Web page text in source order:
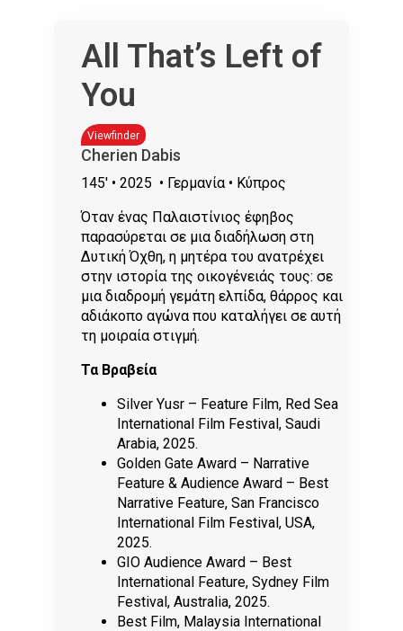
All That’s Left of
You
Viewfinder
Cherien Dabis
145' • 2025 • Γερμανία • Κύπρος
Όταν ένας Παλαιστίνιος έφηβος
παρασύρεται σε μια διαδήλωση στη
Δυτική Όχθη, η μητέρα του ανατρέχει
στην ιστορία της οικογένειάς τους: σε
μια διαδρομή γεμάτη ελπίδα, θάρρος και
αδιάκοπο αγώνα που καταλήγει σε αυτή
τη μοιραία στιγμή.
Τα Βραβεία
Silver Yusr – Feature Film, Red Sea
International Film Festival, Saudi
Arabia, 2025.
Golden Gate Award – Narrative
Feature & Audience Award – Best
Narrative Feature, San Francisco
International Film Festival, USA,
2025.
GIO Audience Award – Best
International Feature, Sydney Film
Festival, Australia, 2025.
Best Film, Malaysia International